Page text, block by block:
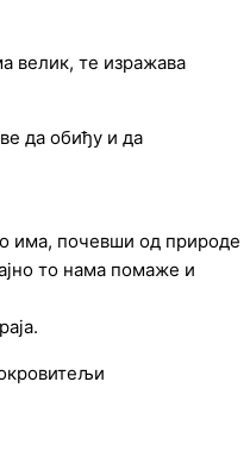
велик, те изражава
да обиђу и да
има, почевши од природе
то нама помаже и